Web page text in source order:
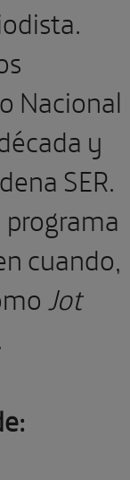
Nacional
y
SER.
cuando,
Jot